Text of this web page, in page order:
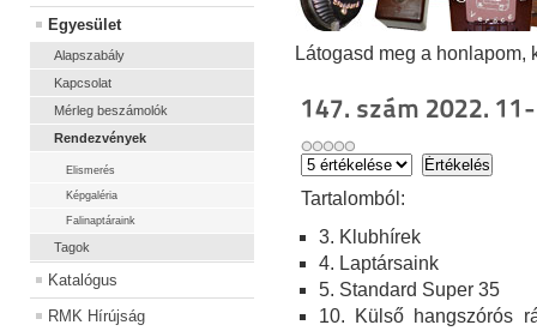
Egyesület
Alapszabály
Kapcsolat
Mérleg beszámolók
Rendezvények
Elismerés
Képgaléria
Falinaptáraink
Tagok
Katalógus
RMK Hírújság
Látogasd meg a honlapom,
147. szám 2022.
Tartalomból:
3. Klubhírek
4. Laptársaink
5. Standard Super 35
10. Külső hangszórós